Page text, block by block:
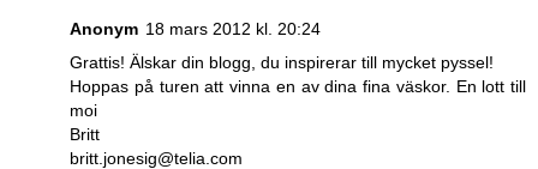
Anonym 18 mars 2012 kl. 20:24
Grattis! Älskar din blogg, du inspirerar till mycket pyssel!
Hoppas på turen att vinna en av dina fina väskor. En lott till
moi
Britt
britt.jonesig@telia.com